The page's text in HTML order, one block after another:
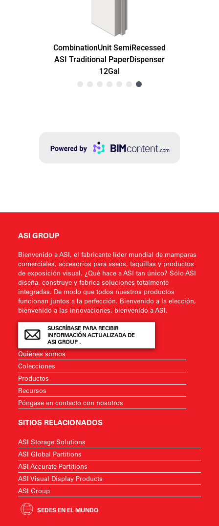
ASI GROUP
Bienvenido a ASI, el fabricante líder mundial de mamparas
comerciales, accesorios para aseos, taquillas y productos
de exposición visual. ¿Qué hace a ASI tan único? Sólo ASI
diseña, construye y fabrica soluciones totalmente
integradas. De modo que todos nuestros productos
funcionan juntos a la perfección. Bienvenido a la elección,
bienvenido a las innovaciones, bienvenido a ASI.
SUSCRÍBASE PARA RECIBIR
INFORMACIÓN ACTUALIZADA DE
ASI GROUP .
Quiénes somos
Colecciones
Productos
Recursos
Póngase en contacto con nosotros
SITIOS RELACIONADOS
ASI Storage Solutions
ASI Global Partitions
ASI Accurate Partitions
ASI Visual Display Products
ASI Group
SEDES EN EL MUNDO